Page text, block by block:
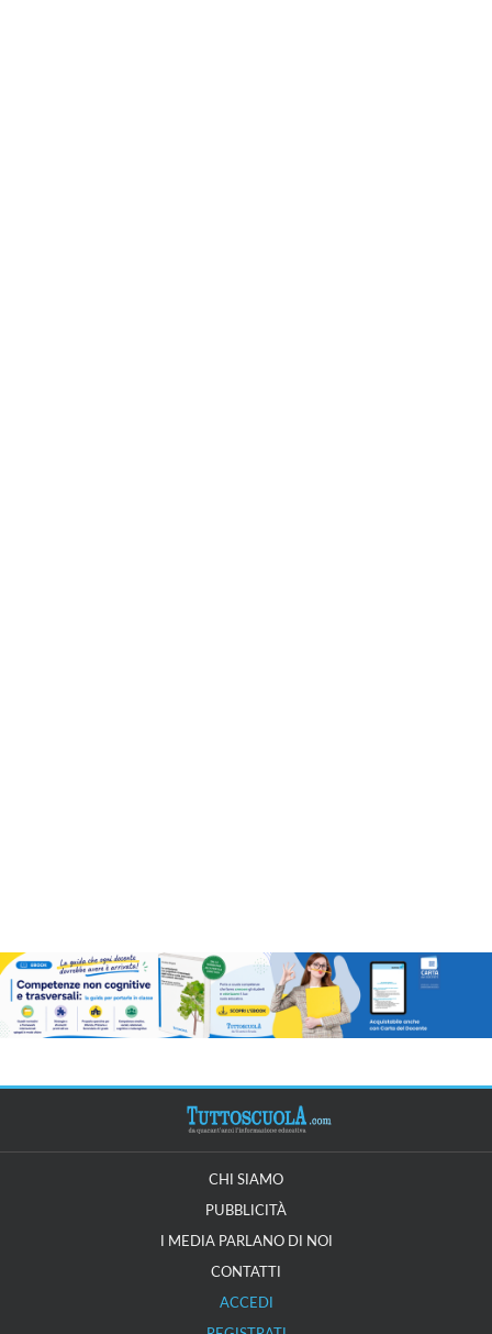
CHI SIAMO
PUBBLICITÀ
I MEDIA PARLANO DI NOI
CONTATTI
ACCEDI